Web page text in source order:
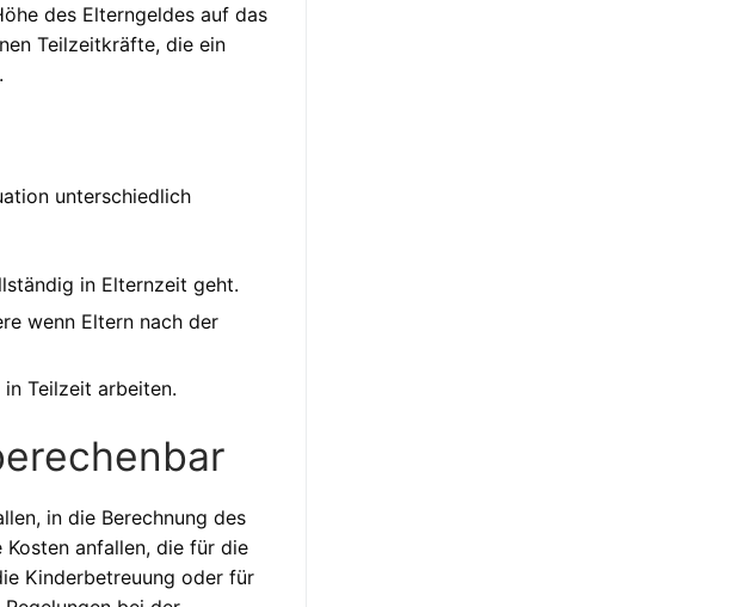
des Elterngeldes auf das
Teilzeitkräfte, die ein
unterschiedlich
in Elternzeit geht.
wenn Eltern nach der
Teilzeit arbeiten.
in die Berechnung des
anfallen, die für die
Kinderbetreuung oder für